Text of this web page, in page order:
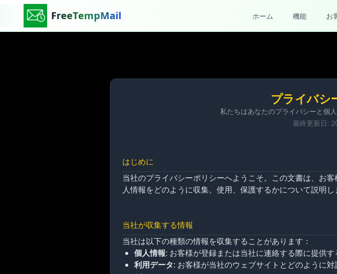
FreeTempMail ホーム 機能 お
プライバシ
私たちはあなたのプライバシーと個
最終更新日:
はじめに
当社のプライバシーポリシーへようこそ。この文書は、お
人情報をどのように収集、使用、保護するかについて説明し
当社が収集する情報
当社は以下の種類の情報を収集することがあります：
個人情報: お客様が登録または当社に連絡する際に提供
利用データ: お客様が当社のウェブサイトとどのように